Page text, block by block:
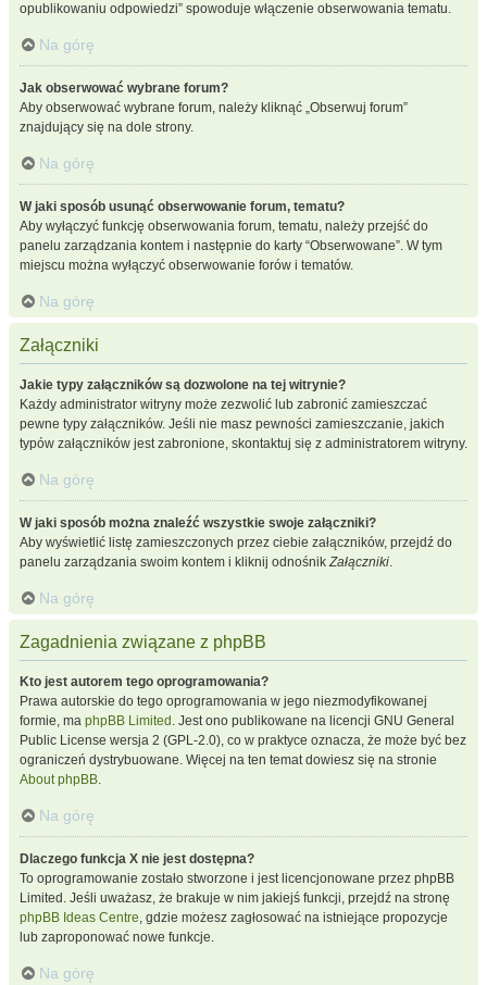
opublikowaniu odpowiedzi” spowoduje włączenie obserwowania tematu.
Na górę
Jak obserwować wybrane forum?
Aby obserwować wybrane forum, należy kliknąć „Obserwuj forum”
znajdujący się na dole strony.
Na górę
W jaki sposób usunąć obserwowanie forum, tematu?
Aby wyłączyć funkcję obserwowania forum, tematu, należy przejść do
panelu zarządzania kontem i następnie do karty “Obserwowane”. W tym
miejscu można wyłączyć obserwowanie forów i tematów.
Na górę
Załączniki
Jakie typy załączników są dozwolone na tej witrynie?
Każdy administrator witryny może zezwolić lub zabronić zamieszczać
pewne typy załączników. Jeśli nie masz pewności zamieszczanie, jakich
typów załączników jest zabronione, skontaktuj się z administratorem witryny.
Na górę
W jaki sposób można znaleźć wszystkie swoje załączniki?
Aby wyświetlić listę zamieszczonych przez ciebie załączników, przejdź do
panelu zarządzania swoim kontem i kliknij odnośnikZałączniki.
Na górę
Zagadnienia związane z phpBB
Kto jest autorem tego oprogramowania?
Prawa autorskie do tego oprogramowania w jego niezmodyfikowanej
formie, ma phpBB Limited . Jest ono publikowane na licencji GNU General
Public License wersja 2 (GPL-2.0), co w praktyce oznacza, że może być bez
ograniczeń dystrybuowane. Więcej na ten temat dowiesz się na stronie
About phpBB.
Na górę
Dlaczego funkcja X nie jest dostępna?
To oprogramowanie zostało stworzone i jest licencjonowane przez phpBB
Limited. Jeśli uważasz, że brakuje w nim jakiejś funkcji, przejdź na stronę
phpBB Ideas Centre, gdzie możesz zagłosować na istniejące propozycje
lub zaproponować nowe funkcje.
Na górę